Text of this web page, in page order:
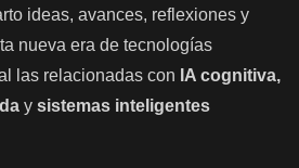
ideas, avances, reflexiones y
nueva era de tecnologías
las relacionadas con IA cognitiva,
y sistemas inteligentes